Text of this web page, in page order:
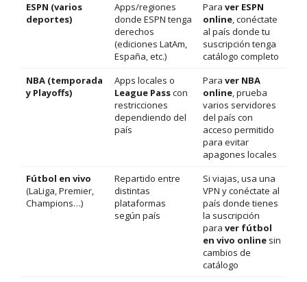
ESPN (varios
deportes)
Apps/regiones
donde ESPN tenga
derechos
(ediciones LatAm,
España, etc.)
Para ver ESPN
online, conéctate
al país donde tu
suscripción tenga
catálogo completo
NBA (temporada
y Playoffs)
Apps locales o
League Passcon
restricciones
dependiendo del
país
Para ver NBA
online, prueba
varios servidores
del país con
acceso permitido
para evitar
apagones locales
Fútbol en vivo
(LaLiga, Premier,
Champions…)
Repartido entre
distintas
plataformas
según país
Si viajas, usa una
VPN y conéctate al
país donde tienes
la suscripción
para ver fútbol
en vivo online sin
cambios de
catálogo